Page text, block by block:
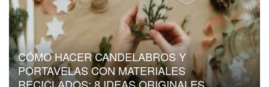
CÓMO HACER CANDELABROS Y
PORTAVELAS CON MATERIALES